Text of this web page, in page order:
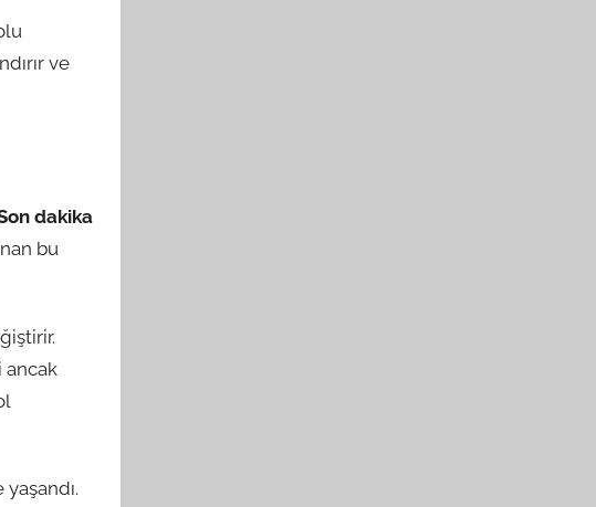
ve
dakika
bu
ancak